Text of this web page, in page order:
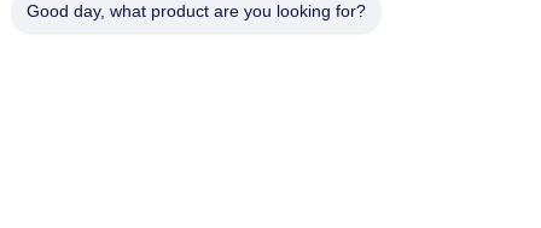
Good day, what product are you looking for?